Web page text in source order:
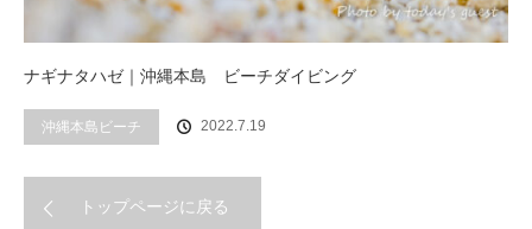
ナギナタハゼ｜沖縄本島 ビーチダイビング
沖縄本島ビーチ 2022.7.19
トップページに戻る